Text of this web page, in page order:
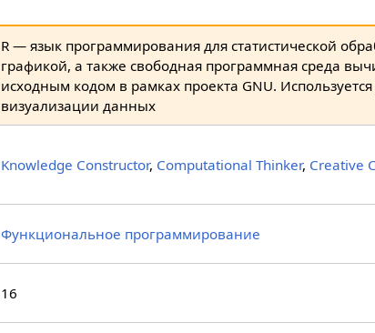
R — язык программирования для статистической
графикой, а также свободная программная среда
исходным кодом в рамках проекта GNU.
визуализации данных
Knowledge Constructor, Computational Thinker, Creative
Функциональное программирование
16